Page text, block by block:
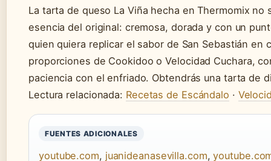
La tarta de queso La Viña hecha en Thermomix
esencia del original: cremosa, dorada y con un
quien quiera replicar el sabor de San Sebastián en
proporciones de Cookidoo o Velocidad Cuchara,
paciencia con el enfriado. Obtendrás una tarta de
Lectura relacionada: Recetas de Escándalo ·
FUENTES ADICIONALES
youtube.com, juanideanasevilla.com,